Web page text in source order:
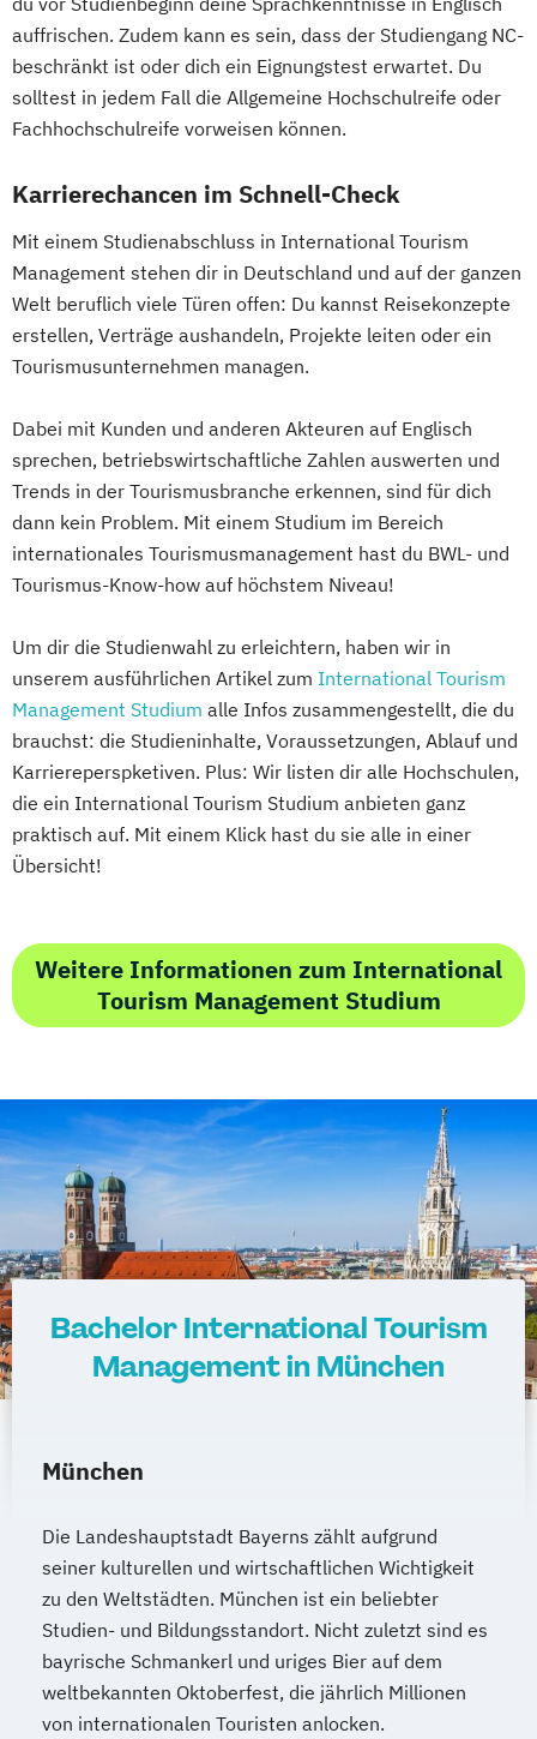
auffrischen. Zudem kann es sein, dass der Studiengang NC-
beschränkt ist oder dich ein Eignungstest erwartet. Du
solltest in jedem Fall die Allgemeine Hochschulreife oder
Fachhochschulreife vorweisen können.
Karrierechancen im Schnell-Check
Mit einem Studienabschluss in International Tourism
Management stehen dir in Deutschland und auf der ganzen
Welt beruflich viele Türen offen: Du kannst Reisekonzepte
erstellen, Verträge aushandeln, Projekte leiten oder ein
Tourismusunternehmen managen.
Dabei mit Kunden und anderen Akteuren auf Englisch
sprechen, betriebswirtschaftliche Zahlen auswerten und
Trends in der Tourismusbranche erkennen, sind für dich
dann kein Problem. Mit einem Studium im Bereich
internationales Tourismusmanagement hast du BWL- und
Tourismus-Know-how auf höchstem Niveau!
Um dir die Studienwahl zu erleichtern, haben wir in
unserem ausführlichen Artikel zum International Tourism
Management Studium alle Infos zusammengestellt, die du
brauchst: die Studieninhalte, Voraussetzungen, Ablauf und
Karriereperspketiven. Plus: Wir listen dir alle Hochschulen,
die ein International Tourism Studium anbieten ganz
praktisch auf. Mit einem Klick hast du sie alle in einer
Übersicht!
Weitere Informationen zum International
Tourism Management Studium
Bachelor International Tourism
Management in München
München
Die Landeshauptstadt Bayerns zählt aufgrund
seiner kulturellen und wirtschaftlichen Wichtigkeit
zu den Weltstädten. München ist ein beliebter
Studien- und Bildungsstandort. Nicht zuletzt sind es
bayrische Schmankerl und uriges Bier auf dem
weltbekannten Oktoberfest, die jährlich Millionen
von internationalen Touristen anlocken.